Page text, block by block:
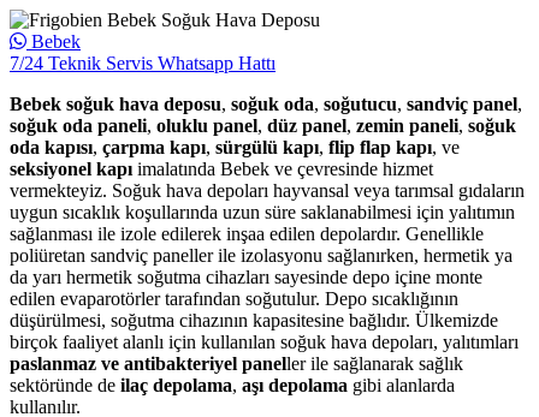
Bebek
7/24 Teknik Servis Whatsapp Hattı
Bebek soğuk hava deposu, soğuk oda, soğutucu, sandviç panel,
soğuk oda paneli, oluklu panel, düz panel, zemin paneli, soğuk
oda kapısı, çarpma kapı, sürgülü kapı, flip flap kapı, ve
seksiyonel kapı imalatında Bebek ve çevresinde hizmet
vermekteyiz. Soğuk hava depoları hayvansal veya tarımsal gıdaların
uygun sıcaklık koşullarında uzun süre saklanabilmesi için yalıtımın
sağlanması ile izole edilerek inşaa edilen depolardır. Genellikle
poliüretan sandviç paneller ile izolasyonu sağlanırken, hermetik ya
da yarı hermetik soğutma cihazları sayesinde depo içine monte
edilen evaparotörler tarafından soğutulur. Depo sıcaklığının
düşürülmesi, soğutma cihazının kapasitesine bağlıdır. Ülkemizde
birçok faaliyet alanlı için kullanılan soğuk hava depoları, yalıtımları
paslanmaz ve antibakteriyel paneller ile sağlanarak sağlık
sektöründe de ilaç depolama, aşı depolama gibi alanlarda
kullanılır.